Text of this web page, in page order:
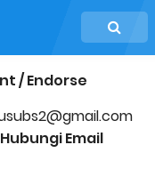
/ Endorse
Email